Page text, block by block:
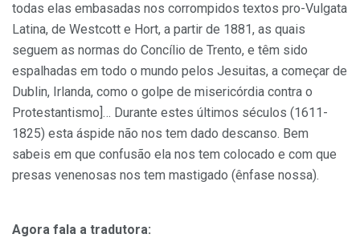
todas elas embasadas nos corrompidos textos pro-Vulgata
Latina, de Westcott e Hort, a partir de 1881, as quais
seguem as normas do Concílio de Trento, e têm sido
espalhadas em todo o mundo pelos Jesuitas, a começar de
Dublin, Irlanda, como o golpe de misericórdia contra o
Protestantismo]… Durante estes últimos séculos (1611-
1825) esta áspide não nos tem dado descanso. Bem
sabeis em que confusão ela nos tem colocado e com que
presas venenosas nos tem mastigado (ênfase nossa).
Agora fala a tradutora: